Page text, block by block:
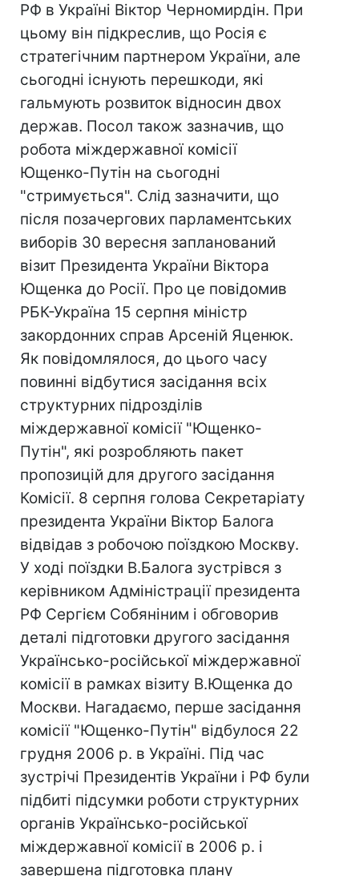
РФ в Україні Віктор Черномирдін. При
цьому він підкреслив, що Росія є
стратегічним партнером України, але
сьогодні існують перешкоди, які
гальмують розвиток відносин двох
держав. Посол також зазначив, що
робота міждержавної комісії
Ющенко-Путін на сьогодні
"стримується". Слід зазначити, що
після позачергових парламентських
виборів 30 вересня запланований
візит Президента України Віктора
Ющенка до Росії. Про це повідомив
РБК-Україна 15 серпня міністр
закордонних справ Арсеній Яценюк.
Як повідомлялося, до цього часу
повинні відбутися засідання всіх
структурних підрозділів
міждержавної комісії "Ющенко-
Путін", які розробляють пакет
пропозицій для другого засідання
Комісії. 8 серпня голова Секретаріату
президента України Віктор Балога
відвідав з робочою поїздкою Москву.
У ході поїздки В.Балога зустрівся з
керівником Адміністрації президента
РФ Сергієм Собяніним і обговорив
деталі підготовки другого засідання
Українсько-російської міждержавної
комісії в рамках візиту В.Ющенка до
Москви. Нагадаємо, перше засідання
комісії "Ющенко-Путін" відбулося 22
грудня 2006 р. в Україні. Під час
зустрічі Президентів України і РФ були
підбиті підсумки роботи структурних
органів Українсько-російської
міждержавної комісії в 2006 р. і
завершена підготовка плану